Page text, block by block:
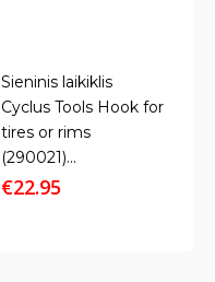
Sieninis laikiklis
Cyclus Tools Hook for
tires or rims
(290021)...
€22.95